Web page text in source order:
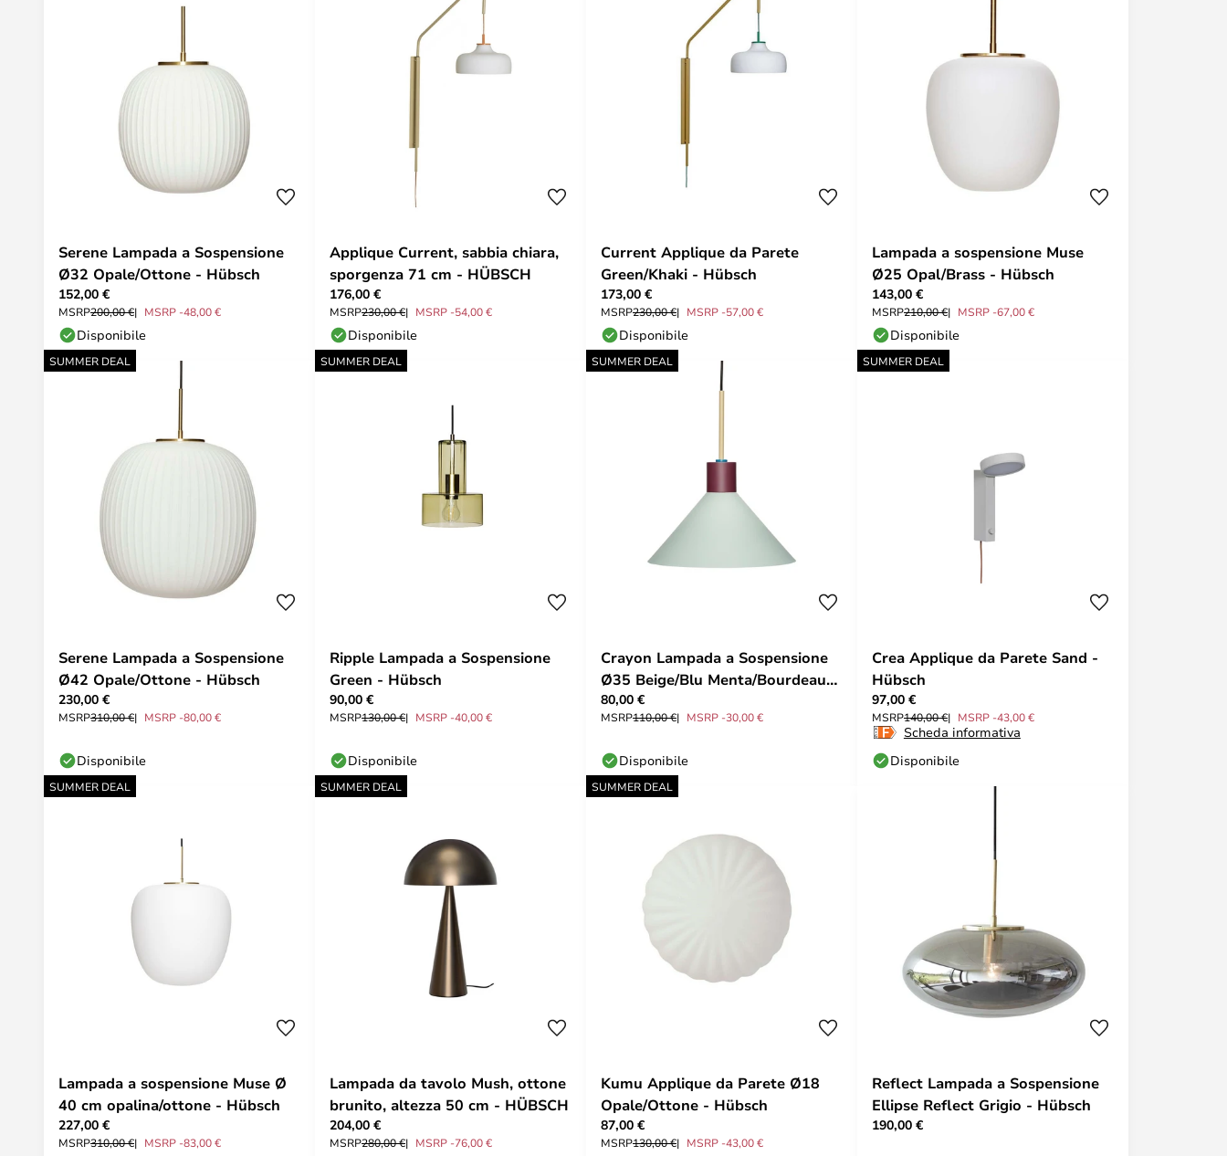
Serene Lampada a Sospensione
Ø32 Opale/Ottone - Hübsch
152,00 €
MSRP200,00 € MSRP -48,00 €
Disponibile
Applique Current, sabbia chiara,
sporgenza 71 cm - HÜBSCH
176,00 €
MSRP230,00 € MSRP -54,00 €
Disponibile
Current Applique da Parete
Green/Khaki - Hübsch
173,00 €
MSRP230,00 € MSRP -57,00 €
Disponibile
Lampada a sospensione Muse
Ø25 Opal/Brass - Hübsch
143,00 €
MSRP210,00 € MSRP -67,00 €
Disponibile
SUMMER DEAL
Serene Lampada a Sospensione
Ø42 Opale/Ottone - Hübsch
230,00 €
MSRP310,00 € MSRP -80,00 €
Disponibile
SUMMER DEAL
Ripple Lampada a Sospensione
Green - Hübsch
90,00 €
MSRP130,00 € MSRP -40,00 €
Disponibile
SUMMER DEAL
Crayon Lampada a Sospensione
Ø35 Beige/Blu Menta/Bourdeaux
- Hübsch
80,00 €
MSRP110,00 € MSRP -30,00 €
Disponibile
SUMMER DEAL
Crea Applique da Parete Sand -
Hübsch
97,00 €
MSRP140,00 € MSRP -43,00 €
Scheda informativa
Disponibile
SUMMER DEAL
Lampada a sospensione Muse Ø
40 cm opalina/ottone - Hübsch
227,00 €
MSRP310,00 € MSRP -83,00 €
SUMMER DEAL
Lampada da tavolo Mush, ottone
brunito, altezza 50 cm - HÜBSCH
204,00 €
MSRP280,00 € MSRP -76,00 €
SUMMER DEAL
Kumu Applique da Parete Ø18
Opale/Ottone - Hübsch
87,00 €
MSRP130,00 € MSRP -43,00 €
Reflect Lampada a Sospensione
Ellipse Reflect Grigio - Hübsch
190,00 €